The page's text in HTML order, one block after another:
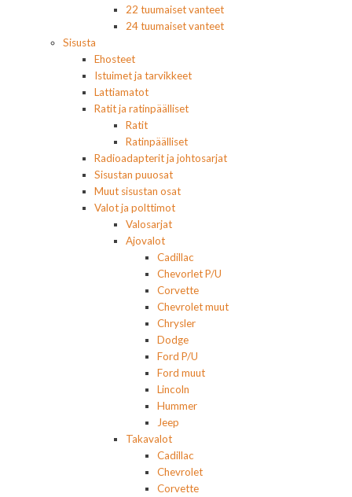
22 tuumaiset vanteet
24 tuumaiset vanteet
Sisusta
Ehosteet
Istuimet ja tarvikkeet
Lattiamatot
Ratit ja ratinpäälliset
Ratit
Ratinpäälliset
Radioadapterit ja johtosarjat
Sisustan puuosat
Muut sisustan osat
Valot ja polttimot
Valosarjat
Ajovalot
Cadillac
Chevorlet P/U
Corvette
Chevrolet muut
Chrysler
Dodge
Ford P/U
Ford muut
Lincoln
Hummer
Jeep
Takavalot
Cadillac
Chevrolet
Corvette